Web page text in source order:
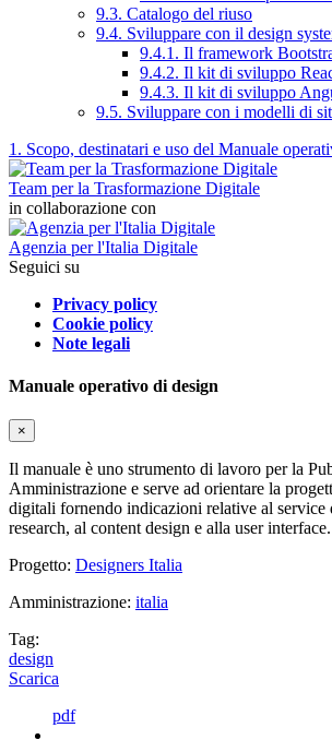
9.3. Catalogo del riuso
9.4. Sviluppare con il design
9.4.1. Il framework
9.4.2. Il kit di sviluppo
9.4.3. Il kit di sviluppo
9.5. Sviluppare con i modelli di
1. Scopo, destinatari e uso del Manuale
Team per la Trasformazione Digitale
in collaborazione con
Agenzia per l'Italia Digitale
Seguici su
Privacy policy
Cookie policy
Note legali
Manuale operativo di design
×
Il manuale è uno strumento di lavoro per la
Amministrazione e serve ad orientare la
digitali fornendo indicazioni relative al service
research, al content design e alla user interface.
Progetto: Designers Italia
Amministrazione: italia
Tag:
design
Scarica
pdf